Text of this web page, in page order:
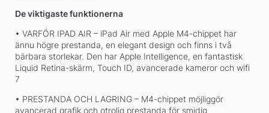
De viktigaste funktionerna
• VARFÖR IPAD AIR – iPad Air med Apple M4-chippet har
ännu högre prestanda, en elegant design och finns i två
bärbara storlekar. Den har Apple Intelligence, en fantastisk
Liquid Retina-skärm, Touch ID, avancerade kameror och wifi
7
• PRESTANDA OCH LAGRING – M4-chippet möjliggör
avancerad grafik och otrolig prestanda för smidig